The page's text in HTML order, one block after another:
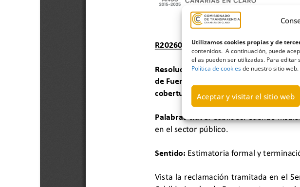
Utilizamos cookies propias y de
contenidos. A continuación, puede
ellas pueden ser utilizadas. Para
Política de cookiesde nuestro sitio web.
Aceptar y visitar el sitio web